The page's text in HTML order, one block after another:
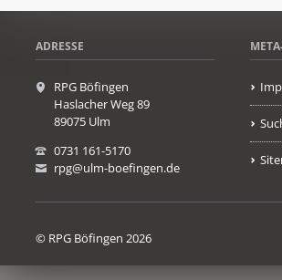
ADRESSE
RPG Böfingen
Haslacher Weg 89
89075 Ulm
0731 161-5170
rpg@ulm-boefingen.de
© RPG Böfingen 2026